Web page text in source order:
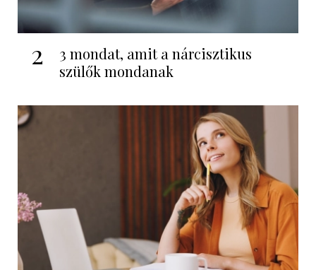
2
3 mondat, amit a nárcisztikus
szülők mondanak